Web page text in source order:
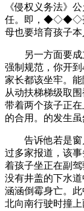
《侵权义务法》
任。即，◆◇◆◇孩
母也要培育孩子本
另一方面要成
强制规范，你开
家长都该坐牢。
从动扶梯梯级取
带着两个孩子正
的合用。的发生虽
告诉他若是窗
过多家报道，该
着孩子坐正在副
没有井盖的下水
涵涵倒霉身亡。
北向南行驶时撞